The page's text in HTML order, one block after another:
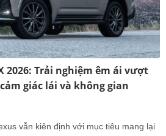
2026: Trải nghiệm êm ái vượt
giác lái và không gian
vẫn kiên định với mục tiêu mang lại